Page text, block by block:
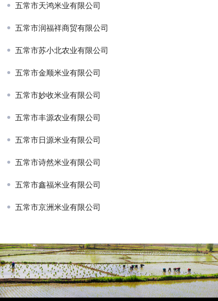
五常市天鸿米业有限公司
五常市润福祥商贸有限公司
五常市苏小北农业有限公司
五常市金顺米业有限公司
五常市妙收米业有限公司
五常市丰源农业有限公司
五常市日源米业有限公司
五常市诗然米业有限公司
五常市鑫福米业有限公司
五常市京洲米业有限公司